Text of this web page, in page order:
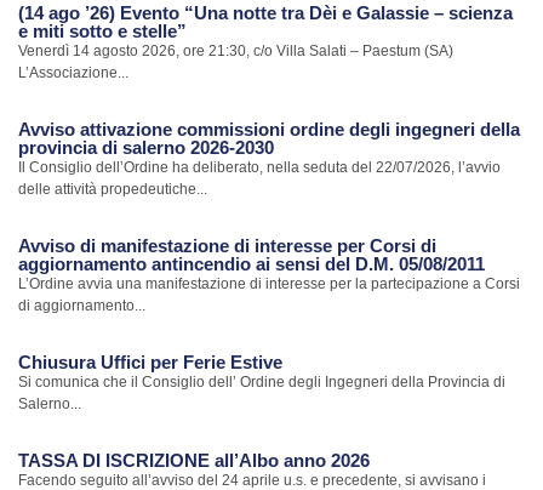
(14 ago ’26) Evento “Una notte tra Dèi e Galassie – scienza
e miti sotto e stelle”
Venerdì 14 agosto 2026, ore 21:30, c/o Villa Salati – Paestum (SA)
L’Associazione...
Avviso attivazione commissioni ordine degli ingegneri della
provincia di salerno 2026-2030
Il Consiglio dell’Ordine ha deliberato, nella seduta del 22/07/2026, l’avvio
delle attività propedeutiche...
Avviso di manifestazione di interesse per Corsi di
aggiornamento antincendio ai sensi del D.M. 05/08/2011
L’Ordine avvia una manifestazione di interesse per la partecipazione a Corsi
di aggiornamento...
Chiusura Uffici per Ferie Estive
Si comunica che il Consiglio dell’ Ordine degli Ingegneri della Provincia di
Salerno...
TASSA DI ISCRIZIONE all’Albo anno 2026
Facendo seguito all’avviso del 24 aprile u.s. e precedente, si avvisano i